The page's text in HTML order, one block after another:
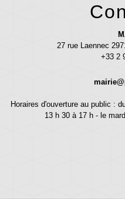
27 rue Laennec
+33 2
Horaires d'ouverture au public :
13 h 30 à 17 h - le